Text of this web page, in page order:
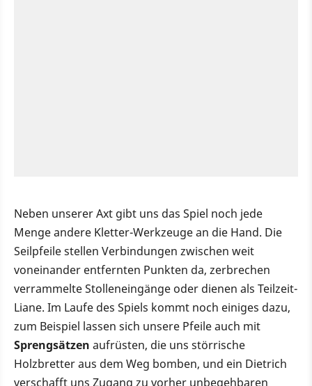
Neben unserer Axt gibt uns das Spiel noch jede
Menge andere Kletter-Werkzeuge an die Hand. Die
Seilpfeile stellen Verbindungen zwischen weit
voneinander entfernten Punkten da, zerbrechen
verrammelte Stolleneingänge oder dienen als Teilzeit-
Liane. Im Laufe des Spiels kommt noch einiges dazu,
zum Beispiel lassen sich unsere Pfeile auch mit
Sprengsätzen aufrüsten, die uns störrische
Holzbretter aus dem Weg bomben, und ein Dietrich
verschafft uns Zugang zu vorher unbegehbaren